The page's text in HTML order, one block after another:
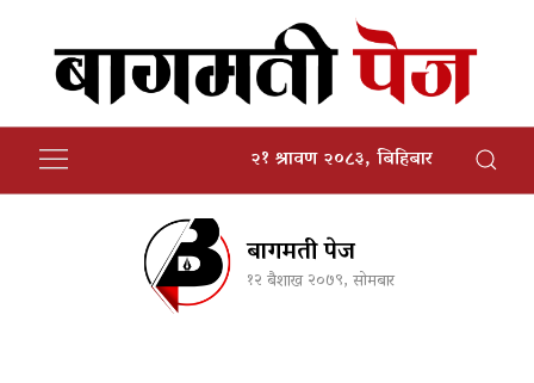
२१ श्रावण २०८३, बिहिबार
बागमती पेज
१२ बैशाख २०७९, सोमबार